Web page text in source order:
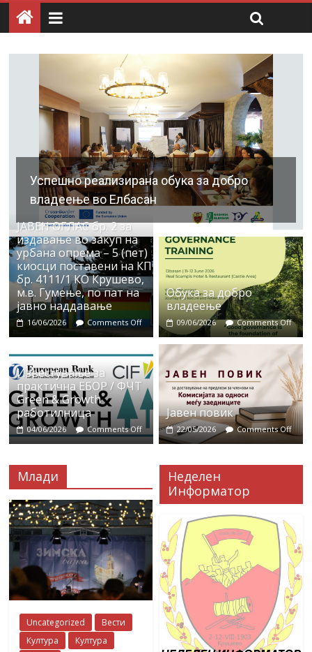
Успешно реализирана обука за добро
владеење во Елбасан
ЈАВЕН ОГЛАС бр. 2 за
издавање во закуп на
урбана опрема – 5 (пет)
киосци поставени на КП
бр. 4111/1 КО Крушево,
м.в. Гумење, по пат на
јавно наддавање
16/06/2026 Comments Off
Обука за добро
владеење
09/06/2026 Comments Off
Известување за
практична ЕБОР / ФЧТ
Green & Growth
работилница
04/06/2026 Comments Off
Јавен повик
22/05/2026 Comments Off
Млади
Uncategorized
Вести
Култура
Култура
Неделен
Информатор